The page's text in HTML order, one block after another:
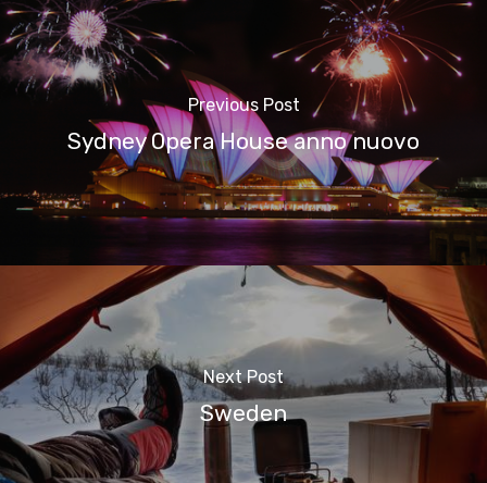
Previous Post
Sydney Opera House anno nuovo
Next Post
Sweden